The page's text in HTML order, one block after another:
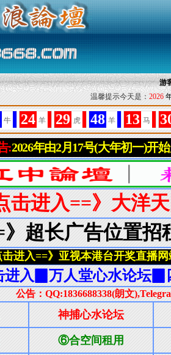
游
温馨提示今天是： 2026